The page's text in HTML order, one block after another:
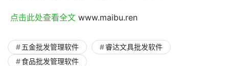
点击此处查看全文 www.maibu.ren
五金批发管理软件
睿达文具批发软件
食品批发管理软件